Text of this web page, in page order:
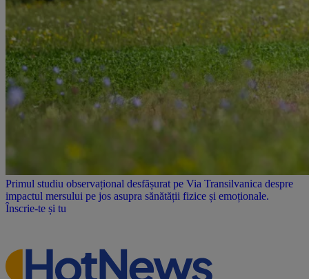
Primul studiu observațional desfășurat pe Via Transilvanica despre
impactul mersului pe jos asupra sănătății fizice și emoționale.
Înscrie-te și tu